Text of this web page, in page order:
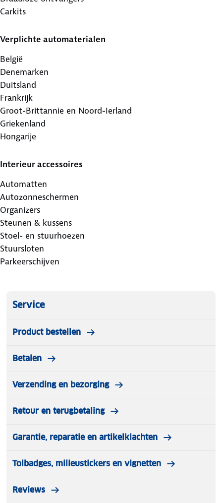
Carkits
Verplichte automaterialen
België
Denemarken
Duitsland
Frankrijk
Groot-Brittannie en Noord-Ierland
Griekenland
Hongarije
Interieur accessoires
Automatten
Autozonneschermen
Organizers
Steunen & kussens
Stoel- en stuurhoezen
Stuursloten
Parkeerschijven
Service
Product bestellen
Betalen
Verzending en bezorging
Retour en terugbetaling
Garantie, reparatie en artikelklachten
Tolbadges, milieustickers en vignetten
Reviews